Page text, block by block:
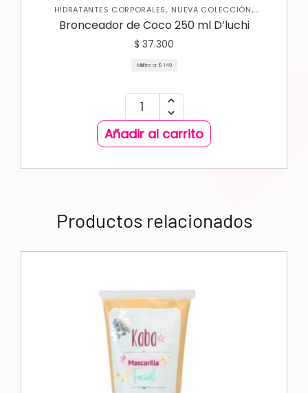
HIDRATANTES CORPORALES, NUEVA COLECCIÓN,
PROTECTOR SOLAR, SKIN CARE CORPORAL
Bronceador de Coco 250 ml D’luchi
$ 37.300
Mililitro a: $ 149
Añadir al carrito
Productos relacionados